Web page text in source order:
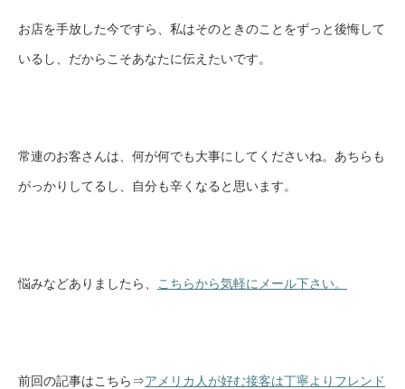
お店を手放した今ですら、私はそのときのことをずっと後悔して
いるし、だからこそあなたに伝えたいです。
常連のお客さんは、何が何でも大事にしてくださいね。あちらも
がっかりしてるし、自分も辛くなると思います。
悩みなどありましたら、 こちらから気軽にメール下さい。
前回の記事はこちら⇒アメリカ人が好む接客は丁寧よりフレンド